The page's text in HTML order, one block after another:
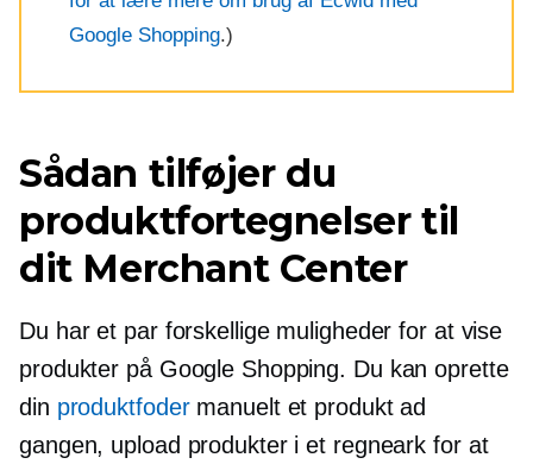
Google Shopping.)
Sådan tilføjer du
produktfortegnelser til
dit Merchant Center
Du har et par forskellige muligheder for at vise
produkter på Google Shopping. Du kan oprette
din produktfodermanuelt et produkt ad
gangen, upload produkter i et regneark for at